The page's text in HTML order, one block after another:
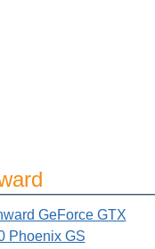
GeForce GTX
Phoenix GS